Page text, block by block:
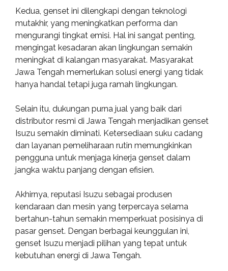
Kedua, genset ini dilengkapi dengan teknologi
mutakhir, yang meningkatkan performa dan
mengurangi tingkat emisi. Hal ini sangat penting,
mengingat kesadaran akan lingkungan semakin
meningkat di kalangan masyarakat. Masyarakat
Jawa Tengah memerlukan solusi energi yang tidak
hanya handal tetapi juga ramah lingkungan.
Selain itu, dukungan purna jual yang baik dari
distributor resmi di Jawa Tengah menjadikan genset
Isuzu semakin diminati. Ketersediaan suku cadang
dan layanan pemeliharaan rutin memungkinkan
pengguna untuk menjaga kinerja genset dalam
jangka waktu panjang dengan efisien.
Akhirnya, reputasi Isuzu sebagai produsen
kendaraan dan mesin yang terpercaya selama
bertahun-tahun semakin memperkuat posisinya di
pasar genset. Dengan berbagai keunggulan ini,
genset Isuzu menjadi pilihan yang tepat untuk
kebutuhan energi di Jawa Tengah.